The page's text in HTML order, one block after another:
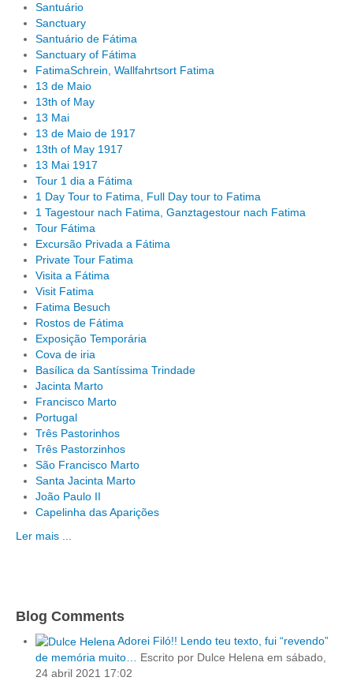
Santuário
Sanctuary
Santuário de Fátima
Sanctuary of Fátima
FatimaSchrein, Wallfahrtsort Fatima
13 de Maio
13th of May
13 Mai
13 de Maio de 1917
13th of May 1917
13 Mai 1917
Tour 1 dia a Fátima
1 Day Tour to Fatima, Full Day tour to Fatima
1 Tagestour nach Fatima, Ganztagestour nach Fatima
Tour Fátima
Excursão Privada a Fátima
Private Tour Fatima
Visita a Fátima
Visit Fatima
Fatima Besuch
Rostos de Fátima
Exposição Temporária
Cova de iria
Basílica da Santíssima Trindade
Jacinta Marto
Francisco Marto
Portugal
Três Pastorinhos
Três Pastorzinhos
São Francisco Marto
Santa Jacinta Marto
João Paulo II
Capelinha das Aparições
Ler mais ...
Blog Comments
Adorei Filó!! Lendo teu texto, fui “revendo”
de memória muito… Escrito por Dulce Helena em sábado,
24 abril 2021 17:02